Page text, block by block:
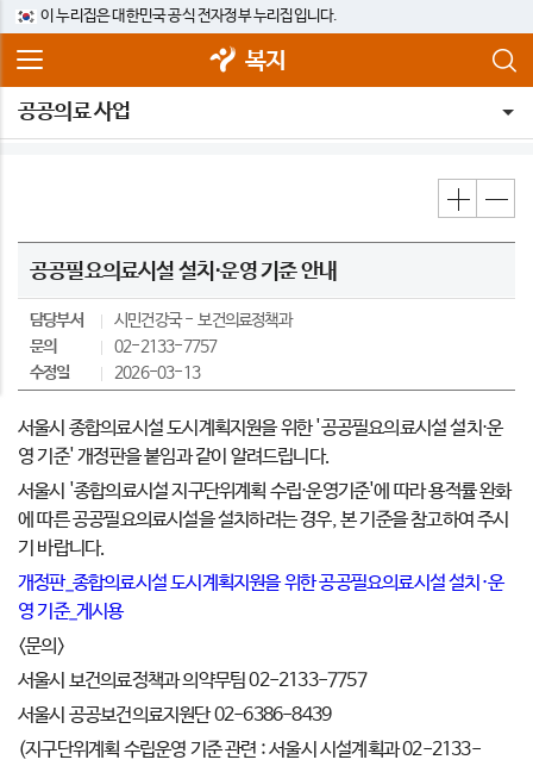
이 누리집은 대한민국 공식 전자정부 누리집입니다.
복지
공공의료 사업
공공필요의료시설 설치⋅운영 기준 안내
담당부서 시민건강국
보건의료정책과
문의
02-2133-7757
수정일
2026-03-13
서울시 종합의료시설 도시계획지원을 위한 '공공필요의료시설 설치⋅운
영 기준' 개정판을 붙임과 같이 알려드립니다.
서울시 '종합의료시설 지구단위계획 수립⋅운영기준'에 따라 용적률 완화
에 따른 공공필요의료시설을 설치하려는 경우, 본 기준을 참고하여 주시
기 바랍니다.
개정판_종합의료시설 도시계획지원을 위한 공공필요의료시설 설치·운
영 기준_게시용
<문의>
서울시 보건의료정책과 의약무팀 02-2133-7757
서울시 공공보건의료지원단 02-6386-8439
(지구단위계획 수립운영 기준 관련 : 서울시 시설계획과 02-2133-